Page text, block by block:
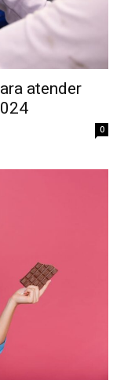
atender
0